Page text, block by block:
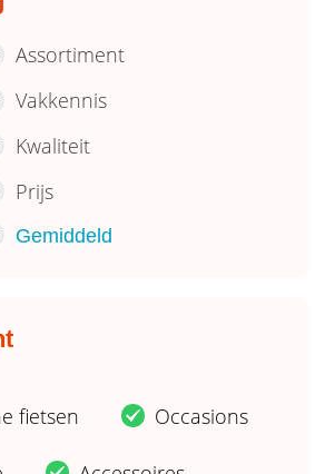
Assortiment
Vakkennis
Kwaliteit
Prijs
Gemiddeld
fietsen . Occasions